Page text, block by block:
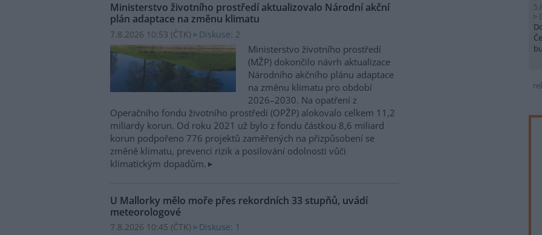
Ministerstvo životního prostředí aktualizovalo Národní akční
plán adaptace na změnu klimatu
7.8.2026 10:53 (ČTK) Diskuse: 2
Ministerstvo životního prostředí
(MŽP) dokončilo návrh aktualizace
Národního akčního plánu adaptace
na změnu klimatu pro období
2026–2030. Na opatření z
Operačního fondu životního prostředí (OPŽP) alokovalo celkem 11,2
miliardy korun. Od roku 2021 už bylo z fondu částkou 8,6 miliard
korun podpořeno 776 projektů zaměřených na přizpůsobení se
změně klimatu, prevenci rizik a posilování odolnosti vůči
klimatickým dopadům.
U Mallorky mělo moře přes rekordních 33 stupňů, uvádí
meteorologové
7.8.2026 10:45 (ČTK) Diskuse: 1